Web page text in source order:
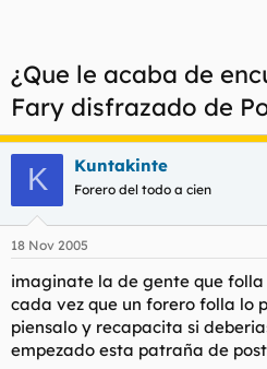
¿Que le acaba de
Fary disfrazado de
K Kuntakinte
Forero del todo a cien
18 Nov 2005
imaginate la de gente que
cada vez que un forero folla lo
piensalo y recapacita si
empezado esta patraña de